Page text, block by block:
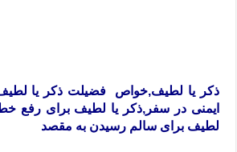
ذکر یا لطیف,خواص فضیلت ذکر یا
ایمنی در سفر,ذکر یا لطیف برای رفع
لطیف برای سالم رسیدن به مقصد